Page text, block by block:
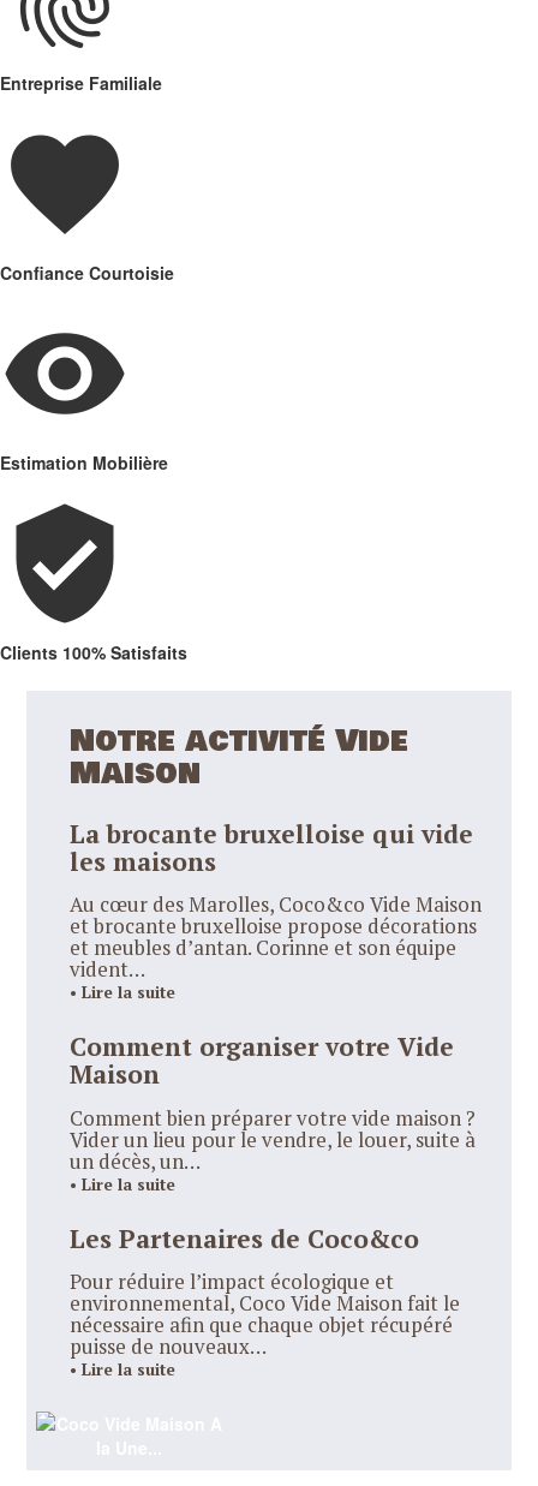
Entreprise Familiale
favorite
Confiance Courtoisie
visibility
Estimation Mobilière
verified_user
Clients 100% Satisfaits
Notre activité Vide
Maison
La brocante bruxelloise qui vide
les maisons
Au cœur des Marolles, Coco&co Vide Maison
et brocante bruxelloise propose décorations
et meubles d’antan. Corinne et son équipe
vident…
• Lire la suite
Comment organiser votre Vide
Maison
Comment bien préparer votre vide maison ?
Vider un lieu pour le vendre, le louer, suite à
un décès, un…
• Lire la suite
Les Partenaires de Coco&co
Pour réduire l’impact écologique et
environnemental, Coco Vide Maison fait le
nécessaire afin que chaque objet récupéré
puisse de nouveaux…
• Lire la suite